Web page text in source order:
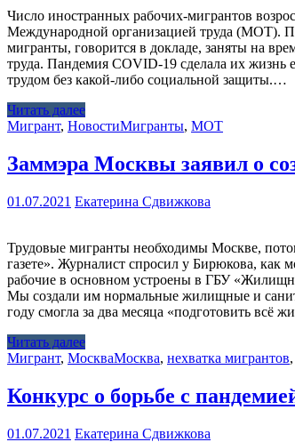
Число иностранных рабочих-мигрантов
Международной организацией труда (МОТ).
мигранты, говорится в докладе, заняты на
труда. Пандемия COVID-19 сделала их
трудом без какой-либо социальной защиты.…
Читать далее
Мигрант, НовостиМигранты, МОТ
Заммэра Москвы заявил о
01.07.2021 Екатерина Сдвижкова
Трудовые мигранты необходимы Москве,
газете». Журналист спросил у Бирюкова, как
рабочие в основном устроены в ГБУ
Мы создали им нормальные жилищные и
году смогла за два месяца «подготовить всё
Читать далее
Мигрант, МоскваМосква, нехватка мигрантов,
Конкурс о борьбе с
01.07.2021 Екатерина Сдвижкова